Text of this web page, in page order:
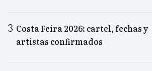
Costa Feira 2026: cartel, fechas y
artistas confirmados